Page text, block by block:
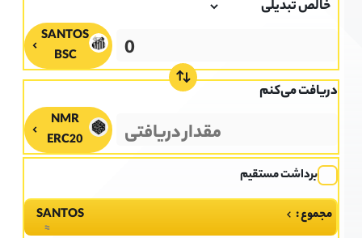
SANTOS
BSC
دریافت می‌کنم
ERC20
برداشت مستقیم
مجموع : SANTOS
≈